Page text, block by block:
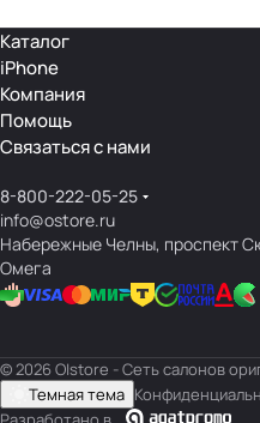
Каталог
iPhone
Компания
Помощь
Связаться с нами
8-800-222-05-25
info@ostore.ru
Набережные Челны, проспект
Омега
© 2026 O|store - Сеть салонов
Темная тема